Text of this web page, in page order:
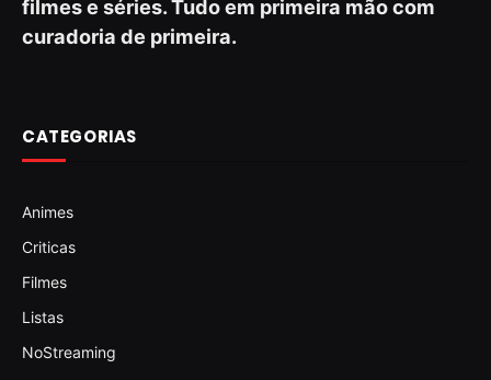
filmes e séries. Tudo em primeira mão com
curadoria de primeira.
CATEGORIAS
Animes
Criticas
Filmes
Listas
NoStreaming